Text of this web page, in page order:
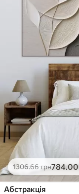
1306.66грн784.00
Абстракція